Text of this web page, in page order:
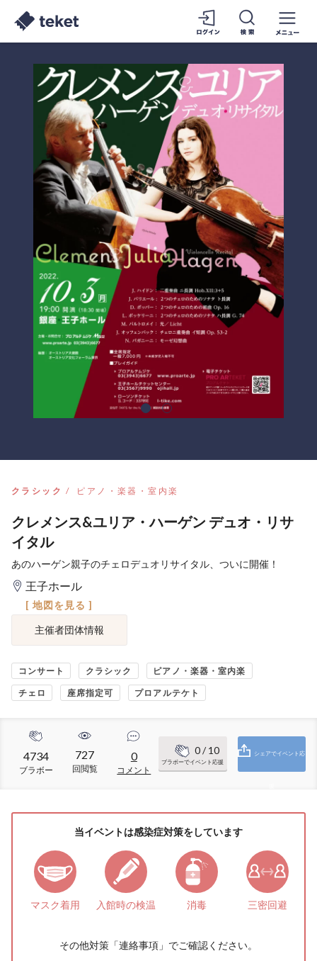
クラシック ピアノ・楽器・室内楽
クレメンス&ユリア・ハーゲン デュオ・リサ
イタル
あのハーゲン親子のチェロデュオリサイタル、ついに開催！
王子ホール
[ 地図を見る ]
主催者団体情報
コンサート クラシック ピアノ・楽器・室内楽
チェロ 座席指定可 プロアルテケト
4734
ブラボー
727
回閲覧
0
コメント
0/ 10
ブラボーでイベント応援
シェアでイベント応
当イベントは感染症対策をしています
マスク着用 入館時の検温 消毒 三密回避
その他対策「連絡事項 」でご確認ください。